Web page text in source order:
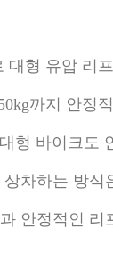
대형 유압 리
까지 안정
형 바이크도
차하는 방식
안정적인 리